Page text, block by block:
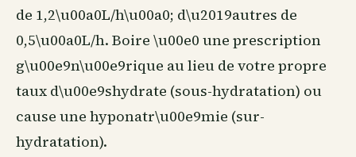
de 1,2\u00a0L/h\u00a0; d\u2019autres de
0,5\u00a0L/h. Boire \u00e0 une prescription
g\u00e9n\u00e9rique au lieu de votre propre
taux d\u00e9shydrate (sous-hydratation) ou
cause une hyponatr\u00e9mie (sur-
hydratation).